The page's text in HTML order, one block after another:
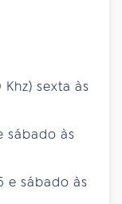
sexta às
sábado às
e sábado às